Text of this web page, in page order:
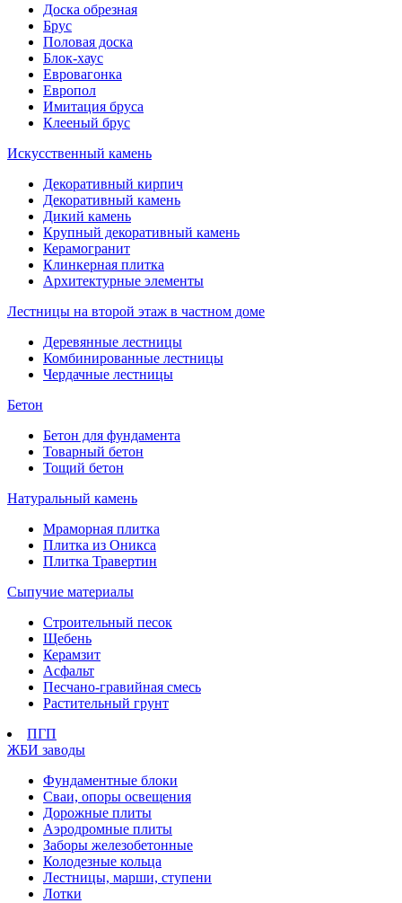
Доска обрезная
Брус
Половая доска
Блок-хаус
Евровагонка
Европол
Имитация бруса
Клееный брус
Искусственный камень
Декоративный кирпич
Декоративный камень
Дикий камень
Крупный декоративный камень
Керамогранит
Клинкерная плитка
Архитектурные элементы
Лестницы на второй этаж в частном доме
Деревянные лестницы
Комбинированные лестницы
Чердачные лестницы
Бетон
Бетон для фундамента
Товарный бетон
Тощий бетон
Натуральный камень
Мраморная плитка
Плитка из Оникса
Плитка Травертин
Сыпучие материалы
Строительный песок
Щебень
Керамзит
Асфальт
Песчано-гравийная смесь
Растительный грунт
ПГП
ЖБИ заводы
Фундаментные блоки
Сваи, опоры освещения
Дорожные плиты
Аэродромные плиты
Заборы железобетонные
Колодезные кольца
Лестницы, марши, ступени
Лотки